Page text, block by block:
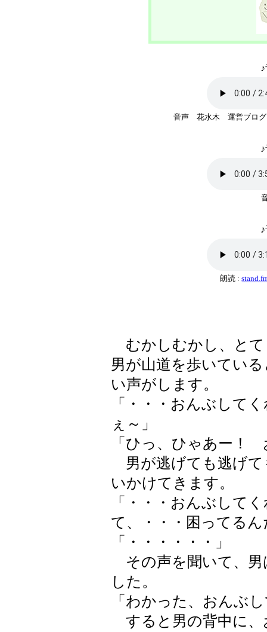
音声 花水木 運営ブロ
朗読 :
むかしむかし、とて
男が山道を歩いてい
い声がします。
「・・・おんぶして
ぇ～」
「ひっ、ひゃあー！
男が逃げても逃げて
いかけてきます。
「・・・おんぶして
て、・・・困ってる
「・・・・・・」
その声を聞いて、男
した。
「わかった、おんぶ
すると男の背中に